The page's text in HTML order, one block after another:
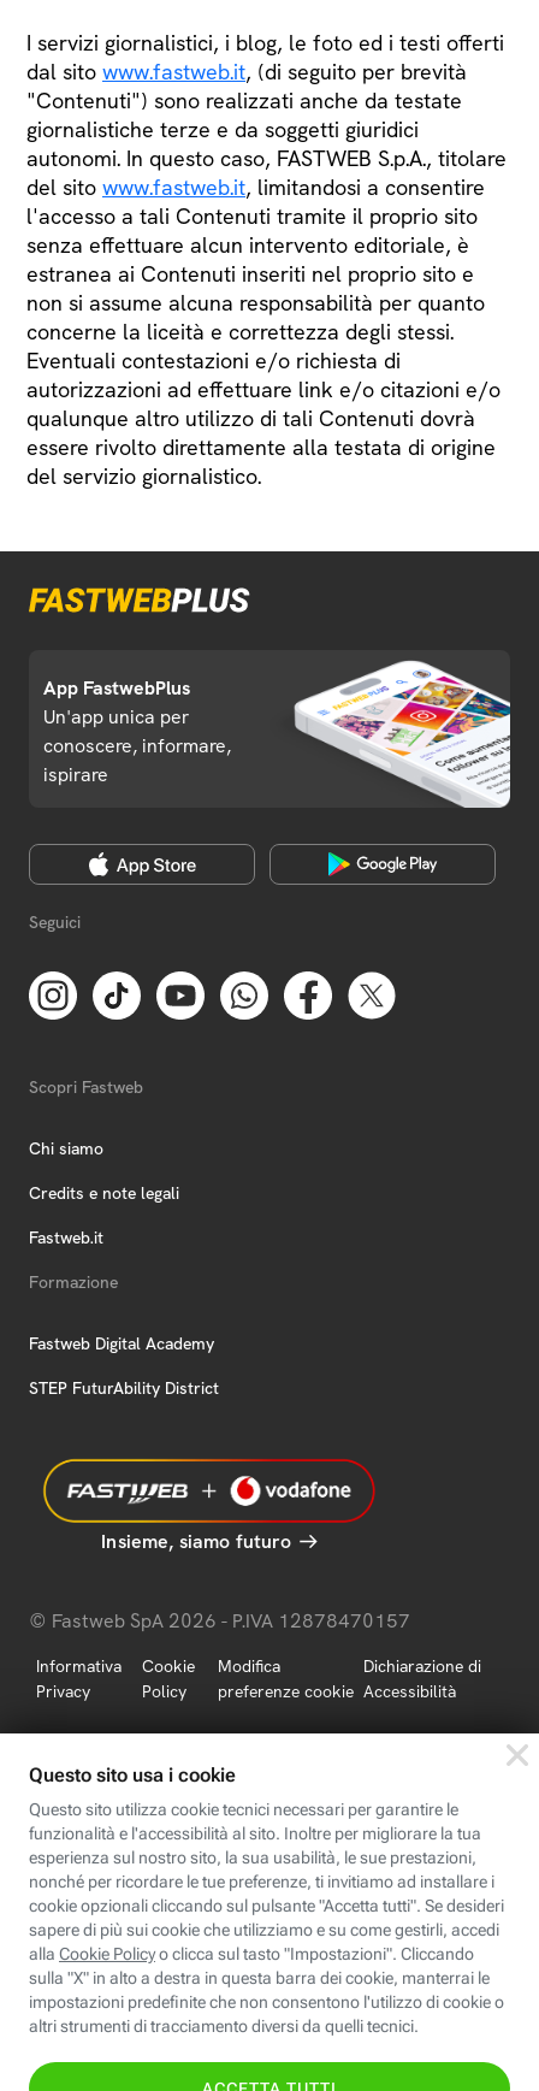
I servizi giornalistici, i blog, le foto ed i testi offerti
dal sito www.fastweb.it, (di seguito per brevità
"Contenuti") sono realizzati anche da testate
giornalistiche terze e da soggetti giuridici
autonomi. In questo caso, FASTWEB S.p.A., titolare
del sito www.fastweb.it, limitandosi a consentire
l'accesso a tali Contenuti tramite il proprio sito
senza effettuare alcun intervento editoriale, è
estranea ai Contenuti inseriti nel proprio sito e
non si assume alcuna responsabilità per quanto
concerne la liceità e correttezza degli stessi.
Eventuali contestazioni e/o richiesta di
autorizzazioni ad effettuare link e/o citazioni e/o
qualunque altro utilizzo di tali Contenuti dovrà
essere rivolto direttamente alla testata di origine
del servizio giornalistico.
App FastwebPlus
Un'app unica per
conoscere, informare,
ispirare
Seguici
Scopri Fastweb
Chi siamo
Credits e note legali
Fastweb.it
Formazione
Fastweb Digital Academy
STEP FuturAbility District
Insieme, siamo futuro
© Fastweb SpA 2026 - P.IVA 12878470157
Informativa
Privacy
Cookie
Policy
Modifica
preferenze cookie
Dichiarazione di
Accessibilità